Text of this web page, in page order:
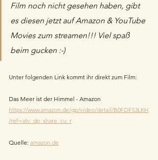
Film noch nicht gesehen haben, gibt
es diesen jetzt auf Amazon & YouTube
Movies zum streamen!!! Viel spaß
beim gucken :-)
Unter folgenden Link kommt ihr direkt zum Film:
Das Meer ist der Himmel - Amazon
https://www.amazon.de/gp/video/detail/B0FDF53LKH
/ref=atv_dp_share_cu_r
Quelle: amazon.de